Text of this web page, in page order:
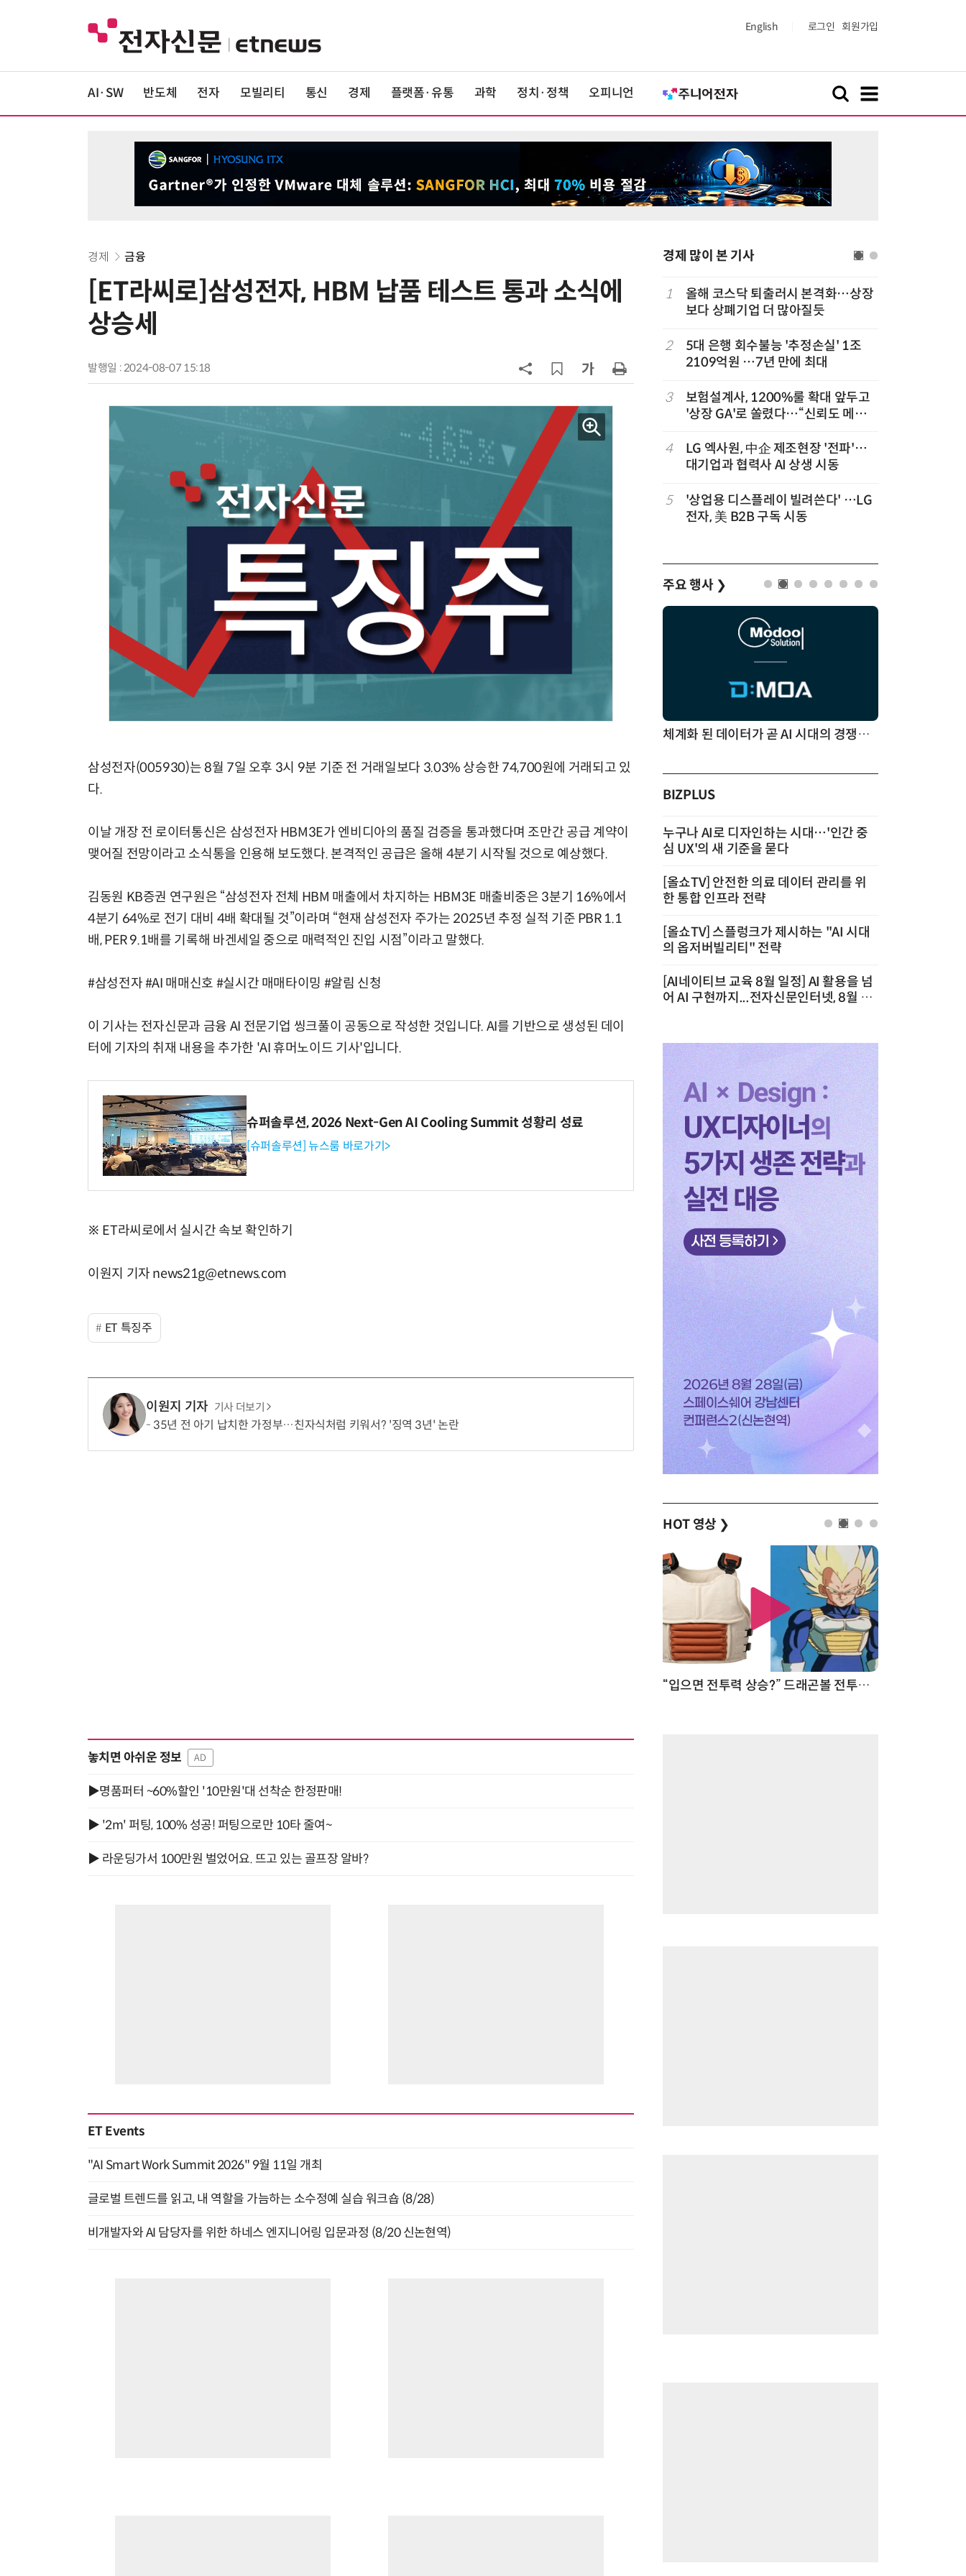
English 로그인 회원가입
AI·SW 반도체 전자 모빌리티 통신 경제 플랫폼·유통 과학 정치·정책 오피니언
경제 금융
[ET라씨로]삼성전자, HBM 납품 테스트 통과 소식에
상승세
발행일 : 2024-08-07 15:18
삼성전자(005930)는 8월 7일 오후 3시 9분 기준 전 거래일보다 3.03% 상승한 74,700원에 거래되고 있
다.
이날 개장 전 로이터통신은 삼성전자 HBM3E가 엔비디아의 품질 검증을 통과했다며 조만간 공급 계약이
맺어질 전망이라고 소식통을 인용해 보도했다. 본격적인 공급은 올해 4분기 시작될 것으로 예상했다.
김동원 KB증권 연구원은 “삼성전자 전체 HBM 매출에서 차지하는 HBM3E 매출비중은 3분기 16%에서
4분기 64%로 전기 대비 4배 확대될 것”이라며 “현재 삼성전자 주가는 2025년 추정 실적 기준 PBR 1.1
배, PER 9.1배를 기록해 바겐세일 중으로 매력적인 진입 시점”이라고 말했다.
#삼성전자 #AI 매매신호 #실시간 매매타이밍 #알림 신청
이 기사는 전자신문과 금융 AI 전문기업 씽크풀이 공동으로 작성한 것입니다. AI를 기반으로 생성된 데이
터에 기자의 취재 내용을 추가한 'AI 휴머노이드 기사'입니다.
슈퍼솔루션, 2026 Next-Gen AI Cooling Summit 성황리 성료
[슈퍼솔루션] 뉴스룸 바로가기>
※ ET라씨로에서 실시간 속보 확인하기
이원지 기자 news21g@etnews.com
ET 특징주
이원지 기자 기사 더보기
35년 전 아기 납치한 가정부…친자식처럼 키워서? '징역 3년' 논란
놓치면 아쉬운 정보 AD
▶명품퍼터 ~60%할인 '10만원'대 선착순 한정판매!
▶ '2m' 퍼팅, 100% 성공! 퍼팅으로만 10타 줄여~
▶ 라운딩가서 100만원 벌었어요. 뜨고 있는 골프장 알바?
ET Events
"AI Smart Work Summit 2026" 9월 11일 개최
글로벌 트렌드를 읽고, 내 역할을 가늠하는 소수정예 실습 워크숍 (8/28)
비개발자와 AI 담당자를 위한 하네스 엔지니어링 입문과정 (8/20 신논현역)
경제 많이 본 기사
6
'게이밍위크' 삼성전자-LG전자 유럽
다…최종 낙찰자 선정
주가 부양 '총력전'
코스피 급등에 매수 사이드카 발동
10
한은 금 매입 나섰지만…개인투자자
는 금 투자 '외면'
1
올해 코스닥 퇴출러시 본격화…상장
보다 상폐기업 더 많아질듯
2
5대 은행 회수불능 '추정손실' 1조
2109억원 …7년 만에 최대
3
보험설계사, 1200%룰 확대 앞두고
'상장 GA'로 쏠렸다…“신뢰도 메리
4
LG 엑사원, 中企 제조현장 '전파'…
대기업과 협력사 AI 상생 시동
5
'상업용 디스플레이 빌려쓴다' …LG
전자, 美 B2B 구독 시동
주요 행사 ❯
체계화 된 데이터가 곧 AI 시대의 경쟁력이다
BIZPLUS
누구나 AI로 디자인하는 시대…'인간 중
심 UX'의 새 기준을 묻다
[올쇼TV] 안전한 의료 데이터 관리를 위
한 통합 인프라 전략
[올쇼TV] 스플렁크가 제시하는 "AI 시대
의 옵저버빌리티" 전략
[AI네이티브 교육 8월 일정] AI 활용을 넘
어 AI 구현까지...전자신문인터넷, 8월 실
HOT 영상 ❯
“입으면 전투력 상승?” 드래곤볼 전투복 닮은 중량조끼